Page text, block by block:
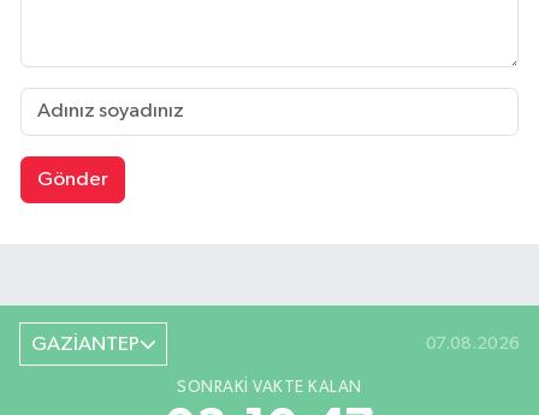
Gönder
GAZİANTEP 07.08.2026
SONRAKI VAKTE KALAN